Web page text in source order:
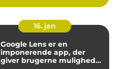
16. jan
Google Lens er en
imponerende app, der
giver brugerne mulighed